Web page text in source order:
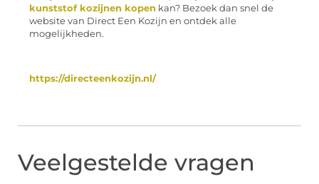
kunststof kozijnen kopen kan? Bezoek dan snel de
website van Direct Een Kozijn en ontdek alle
mogelijkheden.
https://directeenkozijn.nl/
Veelgestelde vragen